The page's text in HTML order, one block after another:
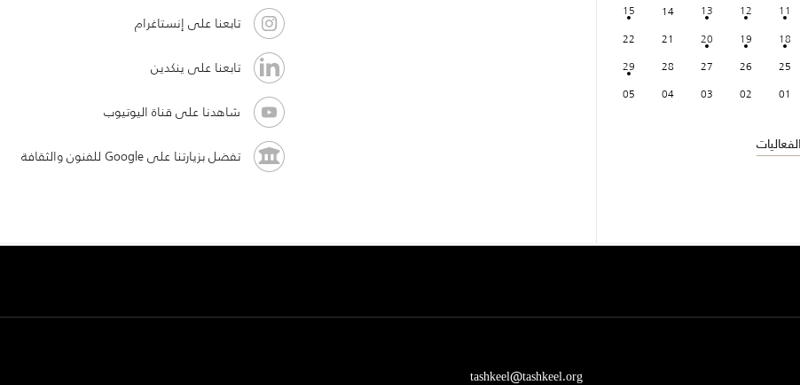
11
12
13
14
15
18
19
20
21
22
25
26
27
28
29
01
02
03
04
05
تابعنا على إنستاغرام
تابعنا على ينكدين
شاهدنا على قناة اليوتيوب
تفضل بزيارتنا على Google للفنون والثقافة
tashkeel@tashkeel.org